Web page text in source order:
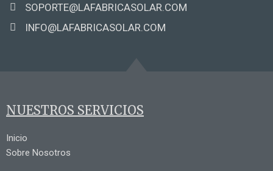
SOPORTE@LAFABRICASOLAR.COM
INFO@LAFABRICASOLAR.COM
NUESTROS SERVICIOS
Inicio
Sobre Nosotros